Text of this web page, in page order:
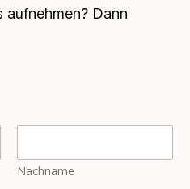
Dann
Nachname